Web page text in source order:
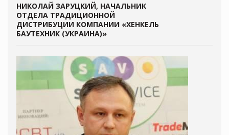
НИКОЛАЙ ЗАРУЦКИЙ, НАЧАЛЬНИК
ОТДЕЛА ТРАДИЦИОННОЙ
ДИСТРИБУЦИИ КОМПАНИИ «ХЕНКЕЛЬ
БАУТЕХНИК (УКРАИНА)»